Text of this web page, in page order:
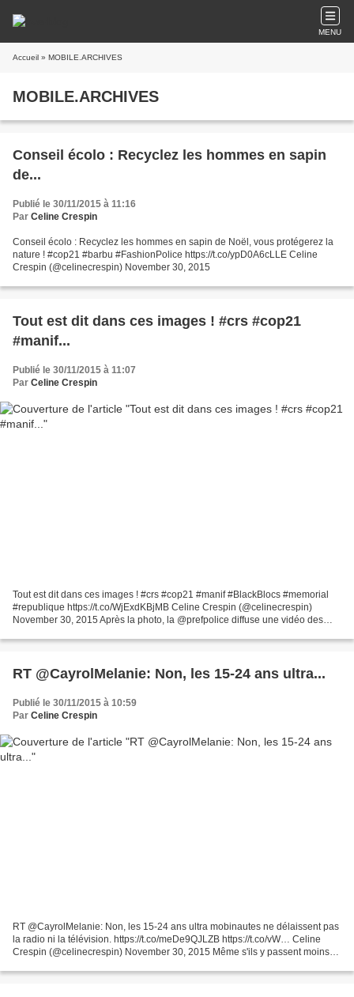
MENU
Accueil » MOBILE.ARCHIVES
MOBILE.ARCHIVES
Conseil écolo : Recyclez les hommes en sapin
de...
Publié le 30/11/2015 à 11:16
Par Celine Crespin
Conseil écolo : Recyclez les hommes en sapin de Noël, vous protégerez la
nature ! #cop21 #barbu #FashionPolice https://t.co/ypD0A6cLLE Celine
Crespin (@celinecrespin) November 30, 2015
Tout est dit dans ces images ! #crs #cop21
#manif...
Publié le 30/11/2015 à 11:07
Par Celine Crespin
Tout est dit dans ces images ! #crs #cop21 #manif #BlackBlocs #memorial
#republique https://t.co/WjExdKBjMB Celine Crespin (@celinecrespin)
November 30, 2015 Après la photo, la @prefpolice diffuse une vidéo des
RT @CayrolMelanie: Non, les 15-24 ans ultra...
Publié le 30/11/2015 à 10:59
Par Celine Crespin
RT @CayrolMelanie: Non, les 15-24 ans ultra mobinautes ne délaissent pas
la radio ni la télévision. https://t.co/meDe9QJLZB https://t.co/vW… Celine
Crespin (@celinecrespin) November 30, 2015 Même s'ils y passent moins